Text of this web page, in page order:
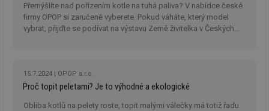
Přemýšlíte nad pořízením kotle na tuhá paliva? V nabídce české
firmy OPOP si zaručeně vyberete. Pokud váháte, který model
vybrat, přijďte se podívat na výstavu Země živitelka v Českých
15.7.2024 OPOP s.r.o.
Proč topit peletami? Je to výhodné a ekologické
Obliba kotlů na pelety roste, topit malými válečky má totiž řadu